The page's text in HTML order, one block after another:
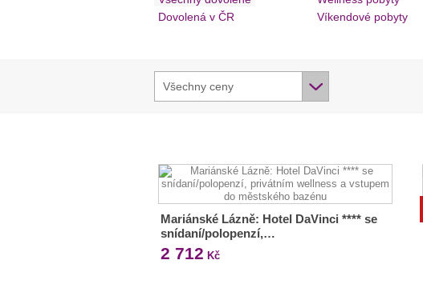
Dovolená v ČR
Víkendové pobyty
Všechny ceny
Mariánské Lázně: Hotel DaVinci **** se
snídaní/polopenzí,…
2 712 Kč